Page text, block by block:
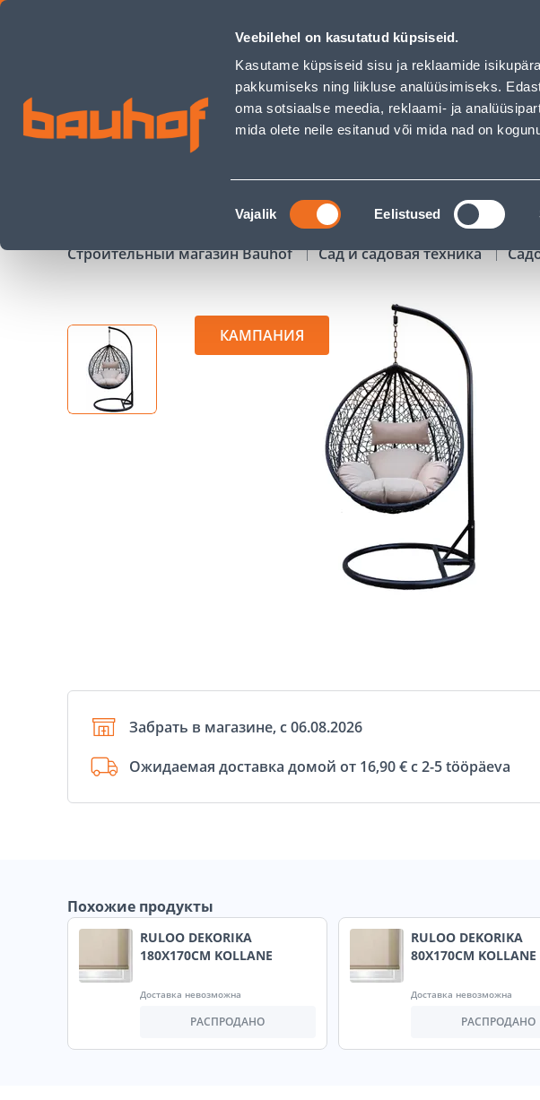
Veebilehel on kasutatud küpsiseid.
Kasutame küpsiseid sisu ja reklaamide
pakkumiseks ning liikluse analüüsimiseks.
oma sotsiaalse meedia, reklaami- ja
mida olete neile esitanud või mida nad on
Nõusoleku
valik
Vajalik Eelistused
RIPPTOOL RONDA PATJADEGA - Bauhof has loaded
Обслуживание бизнес-клиентов Обслуживание
АКЦИИ КАТАЛОГИ
Строительный магазин Bauhof Сад и садовая техника
КАМПАНИЯ
Забрать в магазине, с 06.08.2026
Ожидаемая доставка домой от 16,90 € с 2-5 tööpäeva
Похожие продукты
RULOO DEKORIKA
180X170CM KOLLANE
Доставка невозможна
РАСПРОДАНО
RULOO DEKORIKA
80X170CM KOLLANE
Доставка невозможна
РАСПРОДАНО